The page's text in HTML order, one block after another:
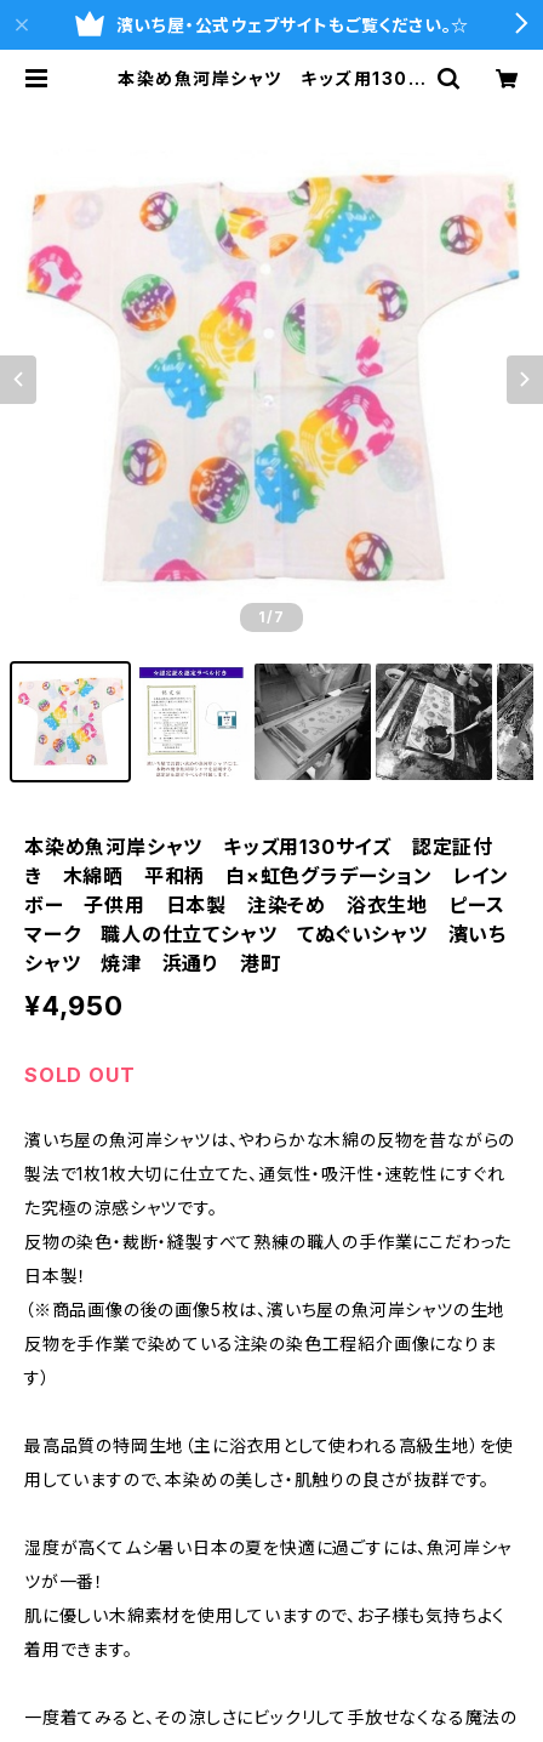
濱いち屋・公式ウェブサイトもご覧ください。☆
本染め魚河岸シャツ キッズ用130サ
立てシャツ てぬぐいシャツ 濱いち
シャツ 焼津 浜通り 港町 | 魚河
岸シャツの濱いち屋・通販サイト
1 /7
本染め魚河岸シャツ キッズ用130サイズ 認定証付
き 木綿晒 平和柄 白×虹色グラデーション レイン
ボー 子供用 日本製 注染そめ 浴衣生地 ピース
マーク 職人の仕立てシャツ てぬぐいシャツ 濱いち
シャツ 焼津 浜通り 港町
¥4,950
SOLD OUT
濱いち屋の魚河岸シャツは、やわらかな木綿の反物を昔ながらの
製法で1枚1枚大切に仕立てた、通気性・吸汗性・速乾性にすぐれ
た究極の涼感シャツです。
反物の染色・裁断・縫製すべて熟練の職人の手作業にこだわった
日本製！
（※商品画像の後の画像5枚は、濱いち屋の魚河岸シャツの生地
反物を手作業で染めている注染の染色工程紹介画像になりま
す）
最高品質の特岡生地（主に浴衣用として使われる高級生地）を使
用していますので、本染めの美しさ・肌触りの良さが抜群です。
湿度が高くてムシ暑い日本の夏を快適に過ごすには、魚河岸シャ
ツが一番！
肌に優しい木綿素材を使用していますので、お子様も気持ちよく
着用できます。
一度着てみると、その涼しさにビックリして手放せなくなる魔法の